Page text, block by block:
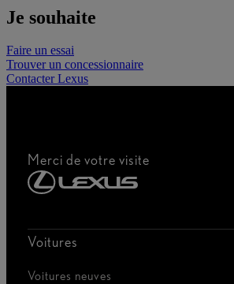
Je souhaite
Faire un essai
Trouver un concessionnaire
Contacter Lexus
Merci de votre visite
Voitures
Voitures neuves